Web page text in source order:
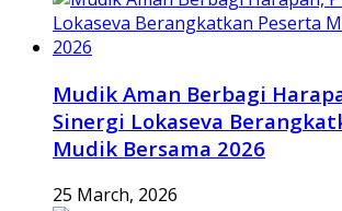
Mudik Aman Berbagi
Sinergi Lokaseva
Mudik Bersama 2026
25 March, 2026